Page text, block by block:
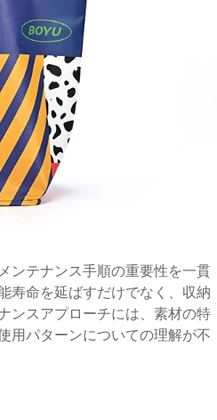
ンテナンス手順の重要性を一貫
寿命を延ばすだけでなく、収納
ンスアプローチには、素材の特
用パターンについての理解が不